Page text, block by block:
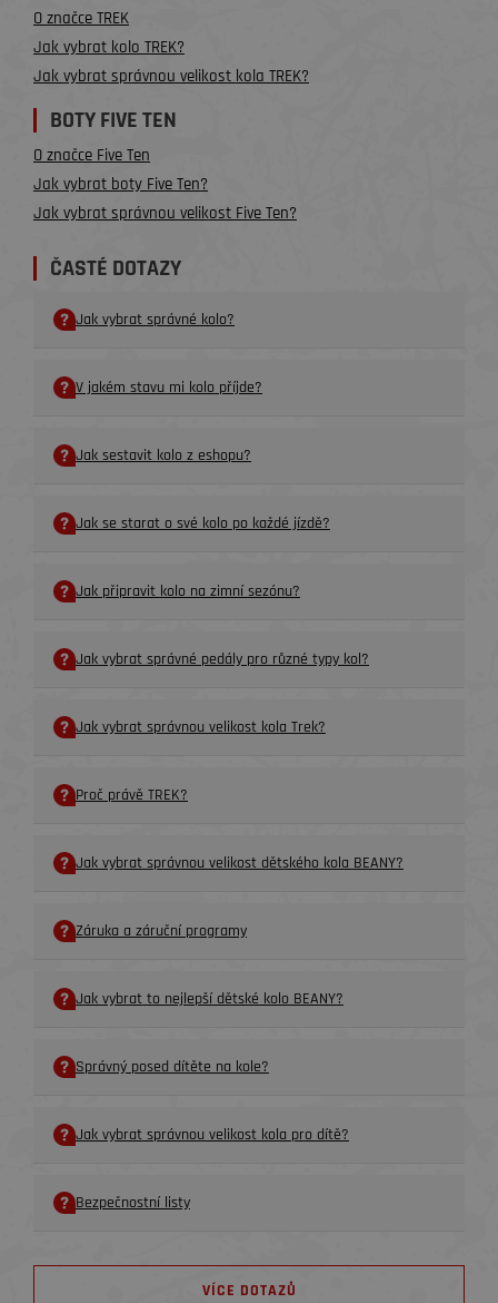
O značce TREK
Jak vybrat kolo TREK?
Jak vybrat správnou velikost kola TREK?
BOTY FIVE TEN
O značce Five Ten
Jak vybrat boty Five Ten?
Jak vybrat správnou velikost Five Ten?
ČASTÉ DOTAZY
Jak vybrat správné kolo?
V jakém stavu mi kolo příjde?
Jak sestavit kolo z eshopu?
Jak se starat o své kolo po každé jízdě?
Jak připravit kolo na zimní sezónu?
Jak vybrat správné pedály pro různé typy kol?
Jak vybrat správnou velikost kola Trek?
Proč právě TREK?
Jak vybrat správnou velikost dětského kola BEANY?
Záruka a záruční programy
Jak vybrat to nejlepší dětské kolo BEANY?
Správný posed dítěte na kole?
Jak vybrat správnou velikost kola pro dítě?
Bezpečnostní listy
VÍCE DOTAZŮ